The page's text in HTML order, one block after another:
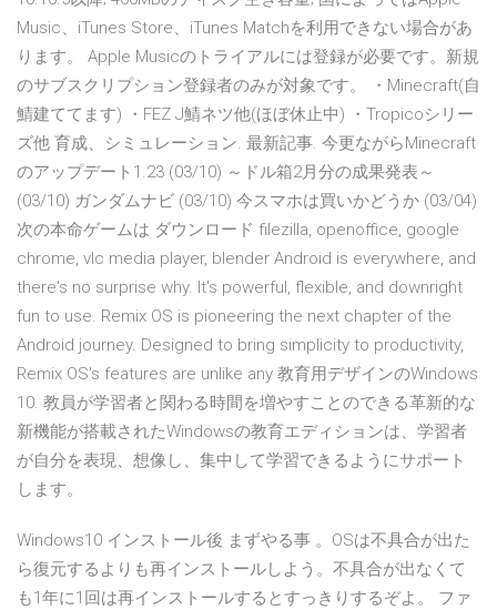
Music、iTunes Store、iTunes Matchを利用できない場合があ
ります。 Apple Musicのトライアルには登録が必要です。新規
のサブスクリプション登録者のみが対象です。 ・Minecraft(自
鯖建ててます) ・FEZ J鯖ネツ他(ほぼ休止中) ・Tropicoシリー
ズ他 育成、シミュレーション. 最新記事. 今更ながらMinecraft
のアップデート1.23 (03/10) ～ドル箱2月分の成果発表～
(03/10) ガンダムナビ (03/10) 今スマホは買いかどうか (03/04)
次の本命ゲームは ダウンロード filezilla, openoffice, google
chrome, vlc media player, blender Android is everywhere, and
there's no surprise why. It's powerful, flexible, and downright
fun to use. Remix OS is pioneering the next chapter of the
Android journey. Designed to bring simplicity to productivity,
Remix OS's features are unlike any 教育用デザインのWindows
10. 教員が学習者と関わる時間を増やすことのできる革新的な
新機能が搭載されたWindowsの教育エディションは、学習者
が自分を表現、想像し、集中して学習できるようにサポート
します。
Windows10 インストール後 まずやる事 。OSは不具合が出た
ら復元するよりも再インストールしよう。不具合が出なくて
も1年に1回は再インストールするとすっきりするぞよ。 ファ